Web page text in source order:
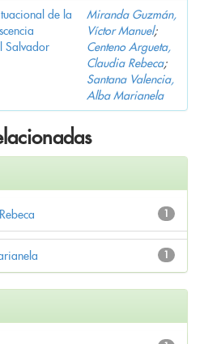
de la
Salvador
Miranda Guzmán,
Víctor Manuel;
Centeno Argueta,
Claudia Rebeca;
Santana Valencia,
Alba Marianela
1
1